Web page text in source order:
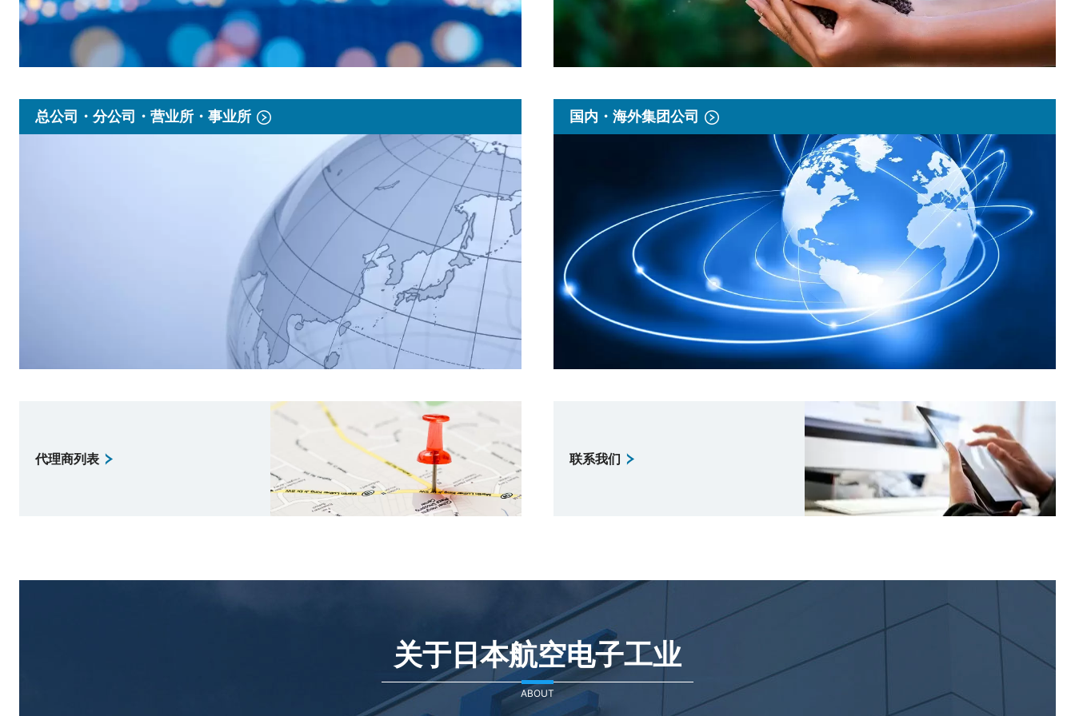
总公司・分公司・营业所・事业所 国内・海外集团公司
代理商列表 联系我们
关于日本航空电子工业
ABOUT